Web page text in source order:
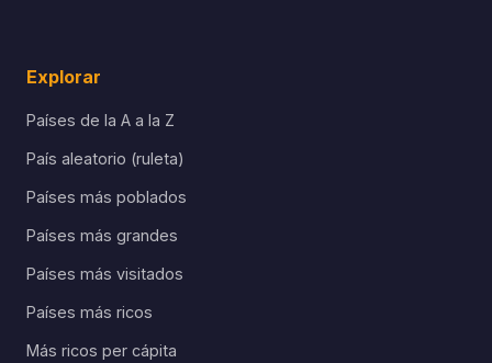
Explorar
Países de la A a la Z
País aleatorio (ruleta)
Países más poblados
Países más grandes
Países más visitados
Países más ricos
Más ricos per cápita